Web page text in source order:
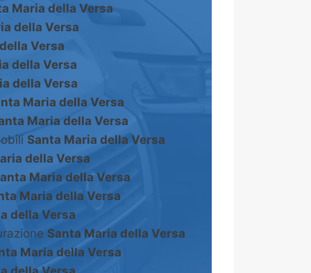
Maria della Versa
della Versa
Versa
della Versa
della Versa
Maria della Versa
Maria della Versa
Santa Maria della Versa
della Versa
Maria della Versa
Maria della Versa
della Versa
Santa Maria della Versa
Maria della Versa